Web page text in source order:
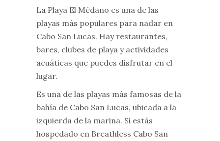
La Playa El Médano es una de las
playas más populares para nadar en
Cabo San Lucas. Hay restaurantes,
bares, clubes de playa y actividades
acuáticas que puedes disfrutar en el
lugar.
Es una de las playas más famosas de la
bahía de Cabo San Lucas, ubicada a la
izquierda de la marina. Si estás
hospedado en Breathless Cabo San